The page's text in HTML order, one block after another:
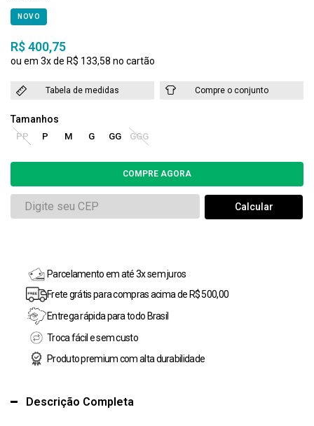
NOVO
R$ 400,75
3x R$ 133,58
Tabela de medidas Compre o conjunto
PP P M G GG GGG
Parcelamento em até 3x sem juros
Frete grátis para compras acima de R$ 500,00
Entrega rápida para todo Brasil
Troca fácil e sem custo
Produto premium com alta durabilidade
Descrição Completa